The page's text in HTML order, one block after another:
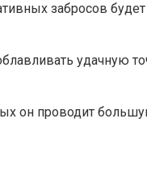
забросов
удачную
он проводит